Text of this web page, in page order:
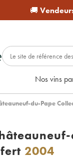
🚚
Nos vins
du-Pape
2004